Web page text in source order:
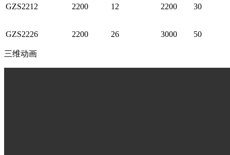
GZS2212 2200 12 2200 30
GZS2226 2200 26 3000 50
三维动画